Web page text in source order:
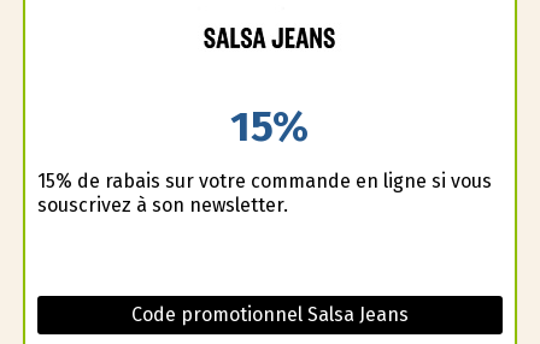
15%
15% de rabais sur votre commande en ligne si vous
souscrivez à son newsletter.
Code promotionnel Salsa Jeans